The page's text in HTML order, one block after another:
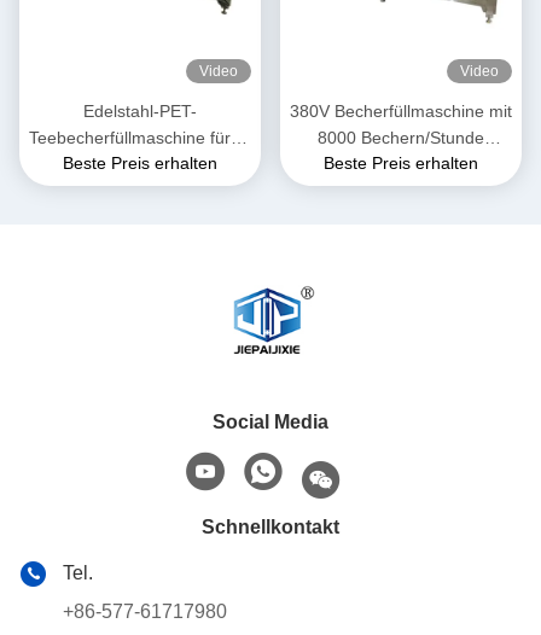
Video
Edelstahl-PET-
Teebecherfüllmaschine für 1-
50 ml
Beste Preis erhalten
Video
380V Becherfüllmaschine mit
8000 Bechern/Stunde
Kapazität
Beste Preis erhalten
Social Media
Schnellkontakt
Tel.
+86-577-61717980